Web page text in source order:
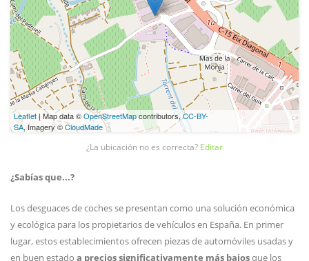
Leaflet | Map data ©OpenStreetMapcontributors,CC-BY-
SA, Imagery ©CloudMade
¿La ubicación no es correcta? Editar
¿Sabías que...?
Los desguaces de coches se presentan como una solución económica
y ecológica para los propietarios de vehículos en España. En primer
lugar, estos establecimientos ofrecen piezas de automóviles usadas y
en buen estado a precios significativamente más bajosque los